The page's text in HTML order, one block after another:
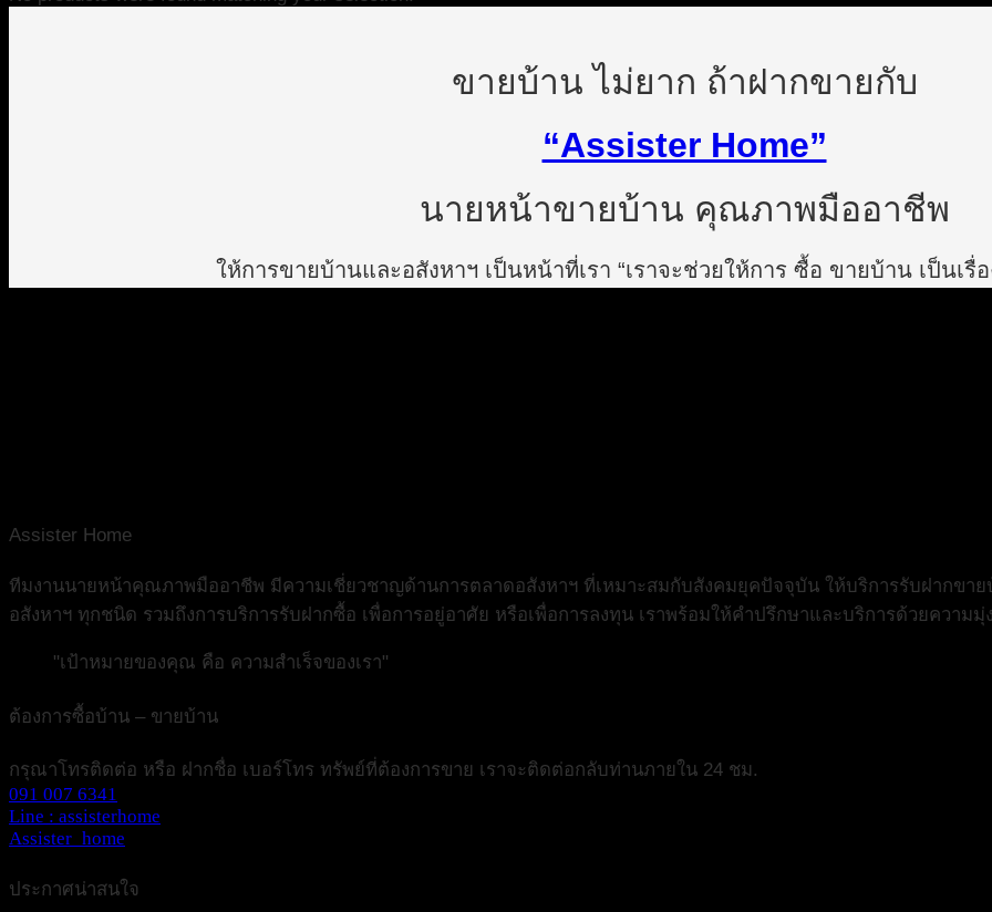
ขายบ้าน ไม่ยาก ถ้าฝากขายกับ
“Assister Home”
นายหน้าขายบ้าน คุณภาพมืออาชีพ
ให้การขายบ้านและอสังหาฯ เป็นหน้าที่เรา “เราจะช่วยให้การ ซื้อ ขายบ้าน เป็นเรื่
Assister Home
ทีมงานนายหน้าคุณภาพมืออาชีพ มีความเชี่ยวชาญด้านการตลาดอสังหาฯ ที่เหมาะสมกับสังคมยุคปัจจุบัน ให้บริการรับฝากขา
อสังหาฯ ทุกชนิด รวมถึงการบริการรับฝากซื้อ เพื่อการอยู่อาศัย หรือเพื่อการลงทุน เราพร้อมให้คำปรึกษาและบริการด้วยความ
"เป้าหมายของคุณ คือ ความสำเร็จของเรา"
ต้องการซื้อบ้าน – ขายบ้าน
กรุณาโทรติดต่อ หรือ ฝากชื่อ เบอร์โทร ทรัพย์ที่ต้องการขาย เราจะติดต่อกลับท่านภายใน 24 ชม.
091 007 6341
Line : assisterhome
Assister_home
ประกาศน่าสนใจ